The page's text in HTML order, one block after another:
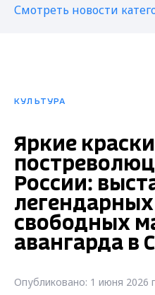
Смотреть новости
КУЛЬТУРА
Яркие краски
России:
свободных
авангарда в
Опубликовано: 1 июня 2026